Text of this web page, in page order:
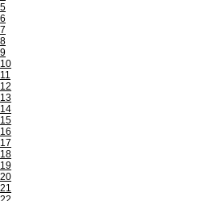
5
6
7
8
9
10
11
12
13
14
15
16
17
18
19
20
21